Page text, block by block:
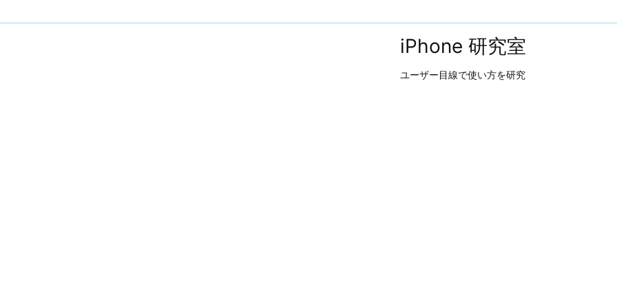
iPhone 研究室
ユーザー目線で使い方を研究